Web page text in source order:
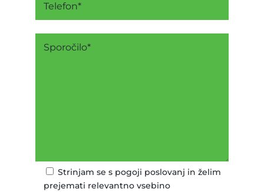
Strinjam se s pogoji poslovanj in želim
prejemati relevantno vsebino